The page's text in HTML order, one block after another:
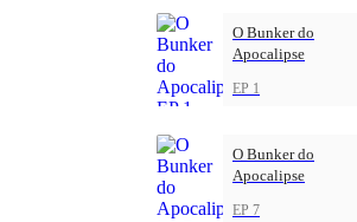
O Bunker do
Apocalipse
EP 1
O Bunker do
Apocalipse
EP 7